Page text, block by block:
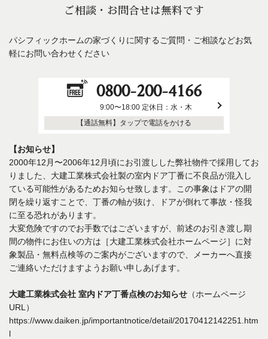
ご相談・お問合せは無料です
パシフィックホームの家づくりに関するご質問・ご相談などお気
軽にお問い合わせください
0800-200-4166
9:00〜18:00 定休日：水・木
【通話無料】タップで電話をかける
【お知らせ】
2000年12月〜2006年12月頃にお引渡しした弊社物件で採用してお
りました、大建工業株式会社製の室内ドア丁番に不良品が混入し
ている可能性があるためお知らせ致します。この事象はドアの開
閉を繰り返すことで、丁番の軸が抜け、ドアが倒れて事故・怪我
に至る恐れがあります。
大変危険ですのでお手数ではございますが、前述のお引き渡し期
間の物件にお住いの方は［大建工業株式会社ホームページ］に対
象製品・無料点検等のご案内がございますので、メーカーへ直接
ご連絡いただけますようお願い申しあげます。
大建工業株式会社 室内ドア丁番点検のお知らせ （ホームページ
URL）
https://www.daiken.jp/importantnotice/detail/20170412142251.htm
l